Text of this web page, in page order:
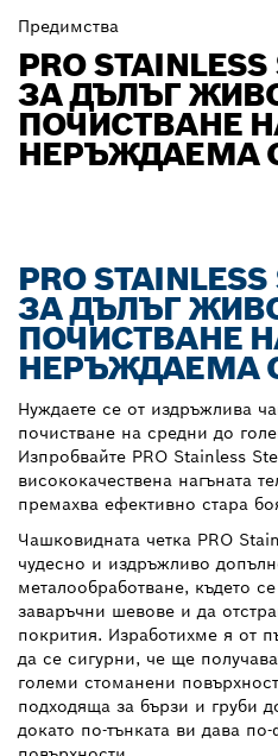
Предимства
PRO
ЗА ДЪЛЪГ
ПОЧИСТВАНЕ
НЕРЪЖДАЕМА
PRO
ЗА ДЪЛЪГ
ПОЧИСТВАНЕ
НЕРЪЖДАЕМА
Нуждаете се от издръжлива
почистване на средни до
Изпробвайте PRO Stainless
висококачествена нагъната
премахва ефективно стара
Чашковидната четка PRO
чудесно и издръжливо
металообработване, където
заваръчни шевове и да
покрития. Изработихме я от
да се сигурни, че ще
големи стоманени
подходяща за бързи и груби
докато по-тънката ви дава